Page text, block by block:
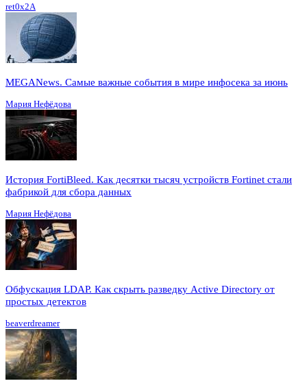
ret0x2A
MEGANews. Cамые важные события в мире инфосека за июнь
Мария Нефёдова
История FortiBleed. Как десятки тысяч устройств Fortinet стали
фабрикой для сбора данных
Мария Нефёдова
Обфускация LDAP. Как скрыть разведку Active Directory от
простых детектов
beaverdreamer